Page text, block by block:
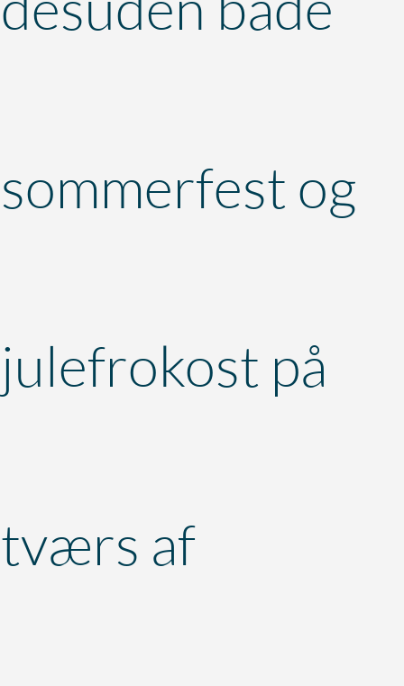
sommerfest og
julefrokost på
tværs af